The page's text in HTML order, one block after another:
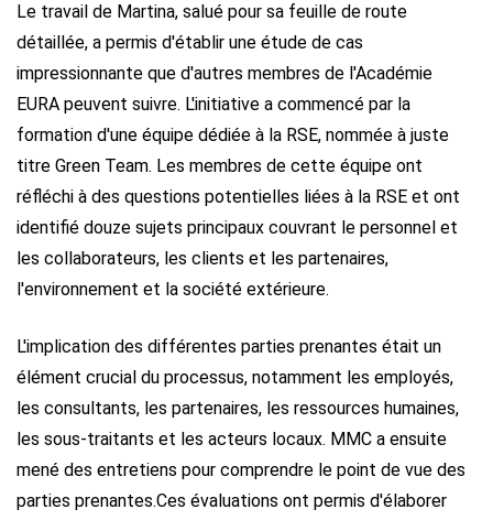
Le travail de Martina, salué pour sa feuille de route
détaillée, a permis d'établir une étude de cas
impressionnante que d'autres membres de l'Académie
EURA peuvent suivre. L'initiative a commencé par la
formation d'une équipe dédiée à la RSE, nommée à juste
titre Green Team. Les membres de cette équipe ont
réfléchi à des questions potentielles liées à la RSE et ont
identifié douze sujets principaux couvrant le personnel et
les collaborateurs, les clients et les partenaires,
l'environnement et la société extérieure.
L'implication des différentes parties prenantes était un
élément crucial du processus, notamment les employés,
les consultants, les partenaires, les ressources humaines,
les sous-traitants et les acteurs locaux. MMC a ensuite
mené des entretiens pour comprendre le point de vue des
parties prenantes.Ces évaluations ont permis d'élaborer